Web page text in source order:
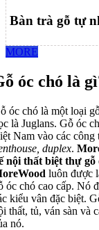
Bàn trà gỗ tự
MORE
óc chó là
óc chó là một loại
là Juglans. Gỗ óc
Nam vào các công
duplex.
nội thất biệt thự gỗ
luôn được
óc chó cao cấp. Nó
kiểu vân đặc biệt.
thất, tủ, ván sàn và
nó.